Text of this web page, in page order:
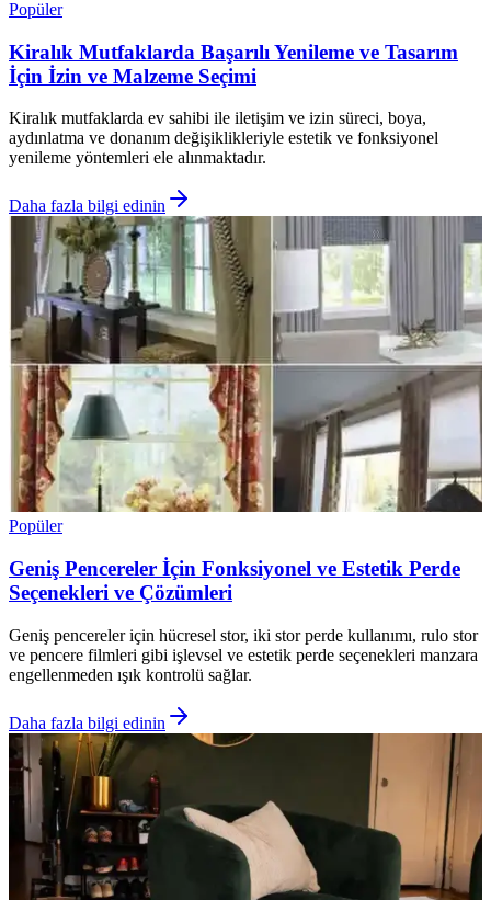
Popüler
Kiralık Mutfaklarda Başarılı Yenileme ve Tasarım
İçin İzin ve Malzeme Seçimi
Kiralık mutfaklarda ev sahibi ile iletişim ve izin süreci, boya,
aydınlatma ve donanım değişiklikleriyle estetik ve fonksiyonel
yenileme yöntemleri ele alınmaktadır.
Daha fazla bilgi edinin
Popüler
Geniş Pencereler İçin Fonksiyonel ve Estetik Perde
Seçenekleri ve Çözümleri
Geniş pencereler için hücresel stor, iki stor perde kullanımı, rulo stor
ve pencere filmleri gibi işlevsel ve estetik perde seçenekleri manzara
engellenmeden ışık kontrolü sağlar.
Daha fazla bilgi edinin